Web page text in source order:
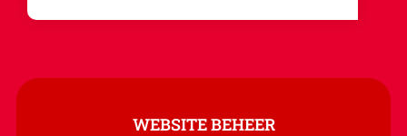
WEBSITE BEHEER